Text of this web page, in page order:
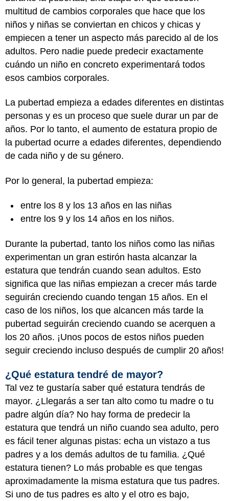
multitud de cambios corporales que hace que los
niños y niñas se conviertan en chicos y chicas y
empiecen a tener un aspecto más parecido al de los
adultos. Pero nadie puede predecir exactamente
cuándo un niño en concreto experimentará todos
esos cambios corporales.
La pubertad empieza a edades diferentes en distintas
personas y es un proceso que suele durar un par de
años. Por lo tanto, el aumento de estatura propio de
la pubertad ocurre a edades diferentes, dependiendo
de cada niño y de su género.
Por lo general, la pubertad empieza:
entre los 8 y los 13 años en las niñas
entre los 9 y los 14 años en los niños.
Durante la pubertad, tanto los niños como las niñas
experimentan un gran estirón hasta alcanzar la
estatura que tendrán cuando sean adultos. Esto
significa que las niñas empiezan a crecer más tarde
seguirán creciendo cuando tengan 15 años. En el
caso de los niños, los que alcancen más tarde la
pubertad seguirán creciendo cuando se acerquen a
los 20 años. ¡Unos pocos de estos niños pueden
seguir creciendo incluso después de cumplir 20 años!
¿Qué estatura tendré de mayor?
Tal vez te gustaría saber qué estatura tendrás de
mayor. ¿Llegarás a ser tan alto como tu madre o tu
padre algún día? No hay forma de predecir la
estatura que tendrá un niño cuando sea adulto, pero
es fácil tener algunas pistas: echa un vistazo a tus
padres y a los demás adultos de tu familia. ¿Qué
estatura tienen? Lo más probable es que tengas
aproximadamente la misma estatura que tus padres.
Si uno de tus padres es alto y el otro es bajo,